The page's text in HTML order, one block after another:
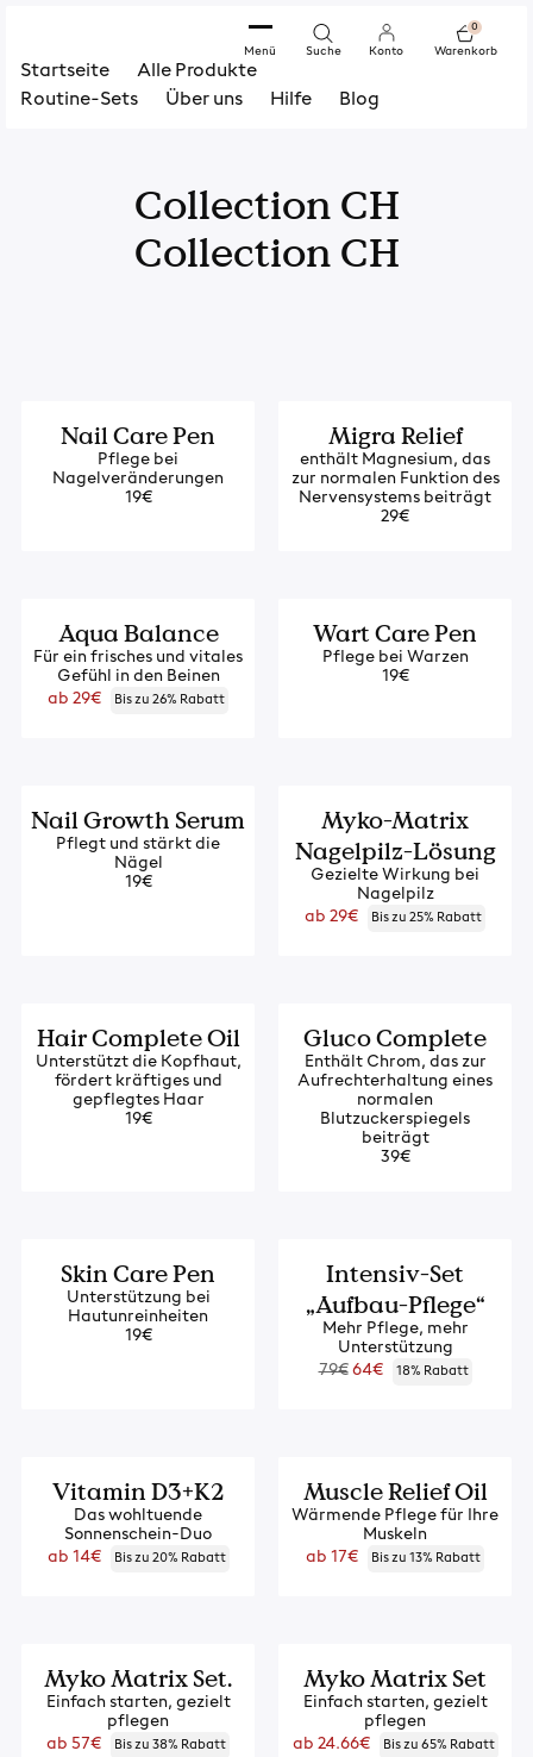
Menü Suche Konto Warenkorb
0
Startseite
Alle Produkte
Routine-Sets
Über uns Hilfe Blog
Collection CH
Collection CH
Nail Care Pen
Pflege bei
Nagelveränderungen
19€
Migra Relief
enthält Magnesium, das
zur normalen Funktion des
Nervensystems beiträgt
29€
Aqua Balance
Für ein frisches und vitales
Gefühl in den Beinen
Regulärer
ab 29€ Bis zu 26% Rabatt
Wart Care Pen
Pflege bei Warzen
19€
Nail Growth Serum
Pflegt und stärkt die
Nägel
19€
Myko-Matrix
Nagelpilz-Lösung
Gezielte Wirkung bei
Nagelpilz
Regulärer
ab 29€ Bis zu 25% Rabatt
Hair Complete Oil
Unterstützt die Kopfhaut,
fördert kräftiges und
gepflegtes Haar
19€
Gluco Complete
Enthält Chrom, das zur
Aufrechterhaltung eines
normalen
Blutzuckerspiegels
beiträgt
39€
Skin Care Pen
Unterstützung bei
Hautunreinheiten
19€
Intensiv-Set
„Aufbau-Pflege“
Mehr Pflege, mehr
Unterstützung
Regulärer
79€ 64€ 18% Rabatt
Vitamin D3+K2
Das wohltuende
Sonnenschein-Duo
Regulärer
ab 14€ Bis zu 20% Rabatt
Muscle Relief Oil
Wärmende Pflege für Ihre
Muskeln
Regulärer
ab 17€ Bis zu 13% Rabatt
Myko Matrix Set.
Einfach starten, gezielt
pflegen
Regulärer
ab 57€ Bis zu 38% Rabatt
Myko Matrix Set
Einfach starten, gezielt
pflegen
Regulärer
ab 24.66€ Bis zu 65% Rabatt